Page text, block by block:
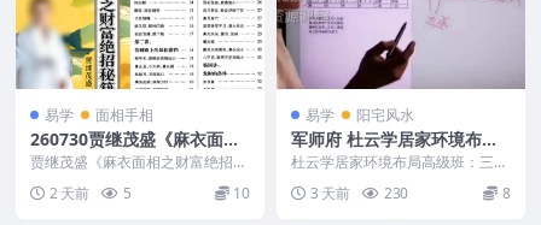
易学 面相手相
260730贾继茂盛《麻衣面相
之财富绝招秘籍》385页
贾继茂盛《麻衣面相之财富绝招秘
2 天前 5 10
易学 阳宅风水
军师府 杜云学居家环境布局
高级班：三元九星阳宅风水 9
讲
杜云学居家环境布局高级班：三元
九星阳宅风水 9讲 编号：221741
D047 军...
3 天前 230 8